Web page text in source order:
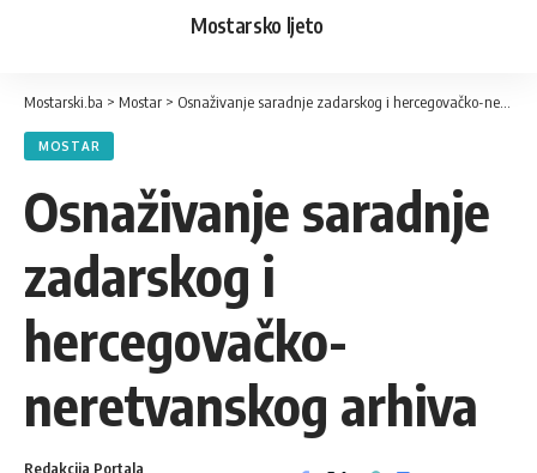
Mostarsko ljeto
Mostarski.ba > Mostar > Osnaživanje saradnje zadarskog i hercegovačko-neretvanskog arhiva
MOSTAR
Osnaživanje saradnje
zadarskog i
hercegovačko-
neretvanskog arhiva
Redakcija Portala